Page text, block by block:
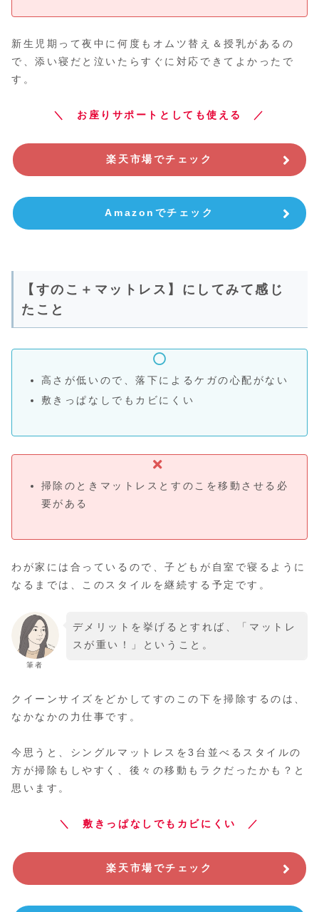
新生児期って夜中に何度もオムツ替え＆授乳があるの
で、添い寝だと泣いたらすぐに対応できてよかったで
す。
＼ お座りサポートとしても使える ／
楽天市場でチェック
Amazonでチェック
【すのこ＋マットレス】にしてみて感じ
たこと
高さが低いので、落下によるケガの心配がない
敷きっぱなしでもカビにくい
掃除のときマットレスとすのこを移動させる必
要がある
わが家には合っているので、子どもが自室で寝るように
なるまでは、このスタイルを継続する予定です。
筆者
デメリットを挙げるとすれば、「マットレ
スが重い！」ということ。
クイーンサイズをどかしてすのこの下を掃除するのは、
なかなかの力仕事です。
今思うと、シングルマットレスを3台並べるスタイルの
方が掃除もしやすく、後々の移動もラクだったかも？と
思います。
＼ 敷きっぱなしでもカビにくい ／
楽天市場でチェック